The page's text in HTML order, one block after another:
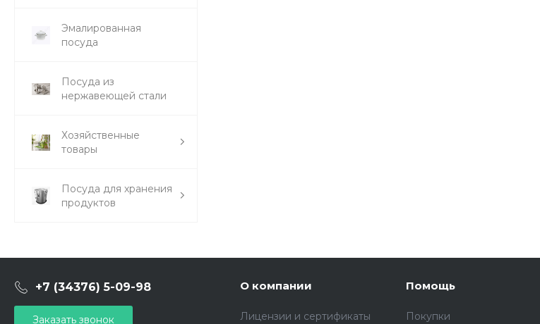
Эмалированная
посуда
Посуда из
нержавеющей стали
Хозяйственные
товары
Посуда для хранения
продуктов
+7 (34376) 5-09-98
Заказать звонок
О компании
Лицензии и сертификаты
Помощь
Покупки